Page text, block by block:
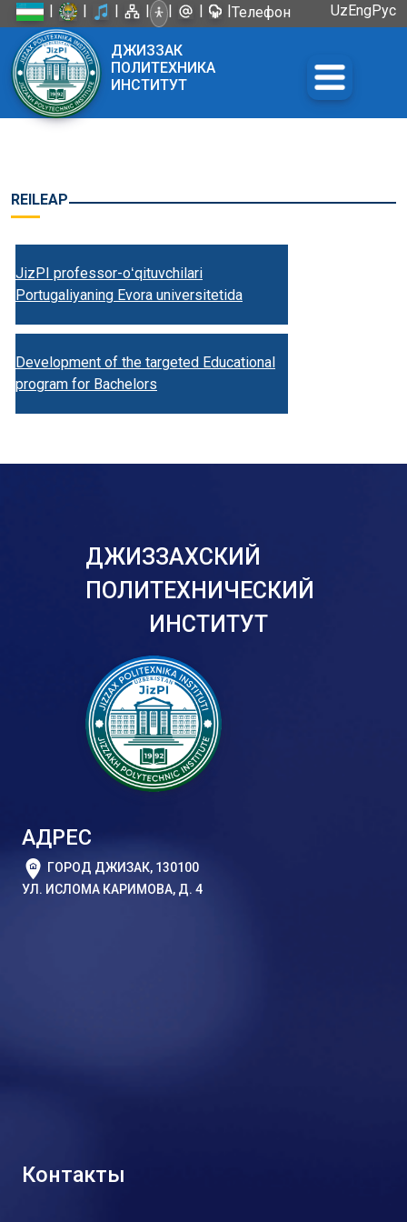
| | | | | | |Телефон
UzEngРус
ДЖИЗЗАК
ПОЛИТЕХНИКА
ИНСТИТУТ
REILEAP
JizPI professor-oʻqituvchilari
Portugaliyaning Evora universitetida
Development of the targeted Educational
program for Bachelors
ДЖИЗЗАХСКИЙ
ПОЛИТЕХНИЧЕСКИЙ
ИНСТИТУТ
АДРЕС
ГОРОД ДЖИЗАК, 130100
УЛ. ИСЛОМА КАРИМОВА, Д. 4
Контакты